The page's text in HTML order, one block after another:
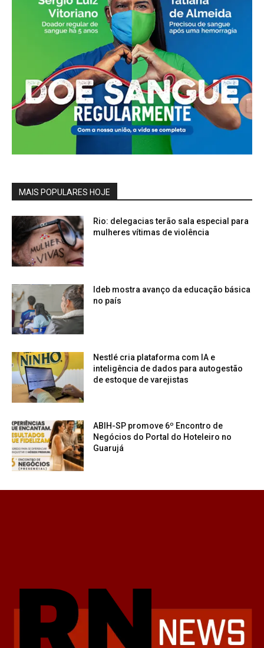
MAIS POPULARES HOJE
Rio: delegacias terão sala especial para
mulheres vítimas de violência
Ideb mostra avanço da educação básica
no país
Nestlé cria plataforma com IA e
inteligência de dados para autogestão
de estoque de varejistas
ABIH-SP promove 6º Encontro de
Negócios do Portal do Hoteleiro no
Guarujá